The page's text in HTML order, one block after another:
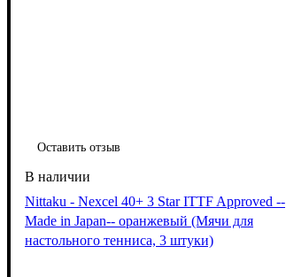
Оставить отзыв
Nittaku - Nexcel 40+ 3 Star ITTF Approved --
Made in Japan-- оранжевый (Мячи для
настольного тенниса, 3 штуки)